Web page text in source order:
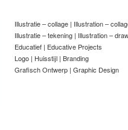
Illustratie – collage | Illustration –
Illustratie – tekening | Illustration –
Educatief | Educative Projects
Logo | Huisstijl | Branding
Grafisch Ontwerp | Graphic Design